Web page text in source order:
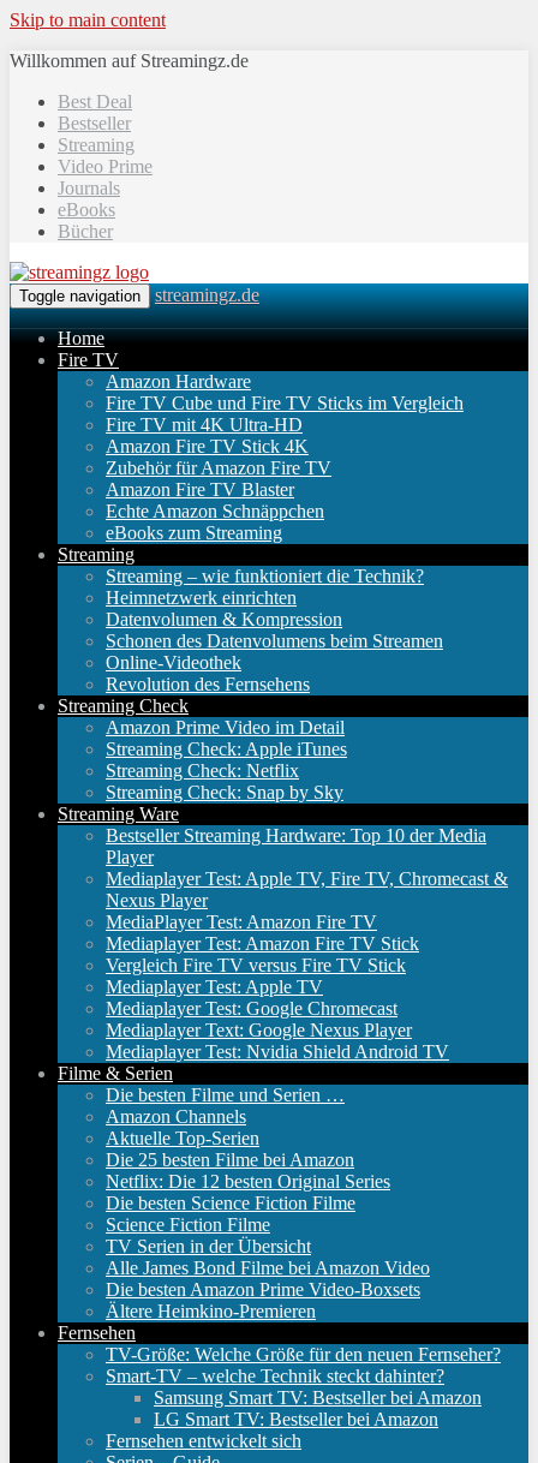
Skip to main content
Willkommen auf Streamingz.de
Best Deal
Bestseller
Streaming
Video Prime
Journals
eBooks
Bücher
Toggle navigation streamingz.de
Home
Fire TV
Amazon Hardware
Fire TV Cube und Fire TV Sticks im Vergleich
Fire TV mit 4K Ultra-HD
Amazon Fire TV Stick 4K
Zubehör für Amazon Fire TV
Amazon Fire TV Blaster
Echte Amazon Schnäppchen
eBooks zum Streaming
Streaming
Streaming – wie funktioniert die Technik?
Heimnetzwerk einrichten
Datenvolumen & Kompression
Schonen des Datenvolumens beim Streamen
Online-Videothek
Revolution des Fernsehens
Streaming Check
Amazon Prime Video im Detail
Streaming Check: Apple iTunes
Streaming Check: Netflix
Streaming Check: Snap by Sky
Streaming Ware
Bestseller Streaming Hardware: Top 10 der Media
Player
Mediaplayer Test: Apple TV, Fire TV, Chromecast &
Nexus Player
MediaPlayer Test: Amazon Fire TV
Mediaplayer Test: Amazon Fire TV Stick
Vergleich Fire TV versus Fire TV Stick
Mediaplayer Test: Apple TV
Mediaplayer Test: Google Chromecast
Mediaplayer Text: Google Nexus Player
Mediaplayer Test: Nvidia Shield Android TV
Filme & Serien
Die besten Filme und Serien …
Amazon Channels
Aktuelle Top-Serien
Die 25 besten Filme bei Amazon
Netflix: Die 12 besten Original Series
Die besten Science Fiction Filme
Science Fiction Filme
TV Serien in der Übersicht
Alle James Bond Filme bei Amazon Video
Die besten Amazon Prime Video-Boxsets
Ältere Heimkino-Premieren
Fernsehen
TV-Größe: Welche Größe für den neuen Fernseher?
Smart-TV – welche Technik steckt dahinter?
Samsung Smart TV: Bestseller bei Amazon
LG Smart TV: Bestseller bei Amazon
Fernsehen entwickelt sich